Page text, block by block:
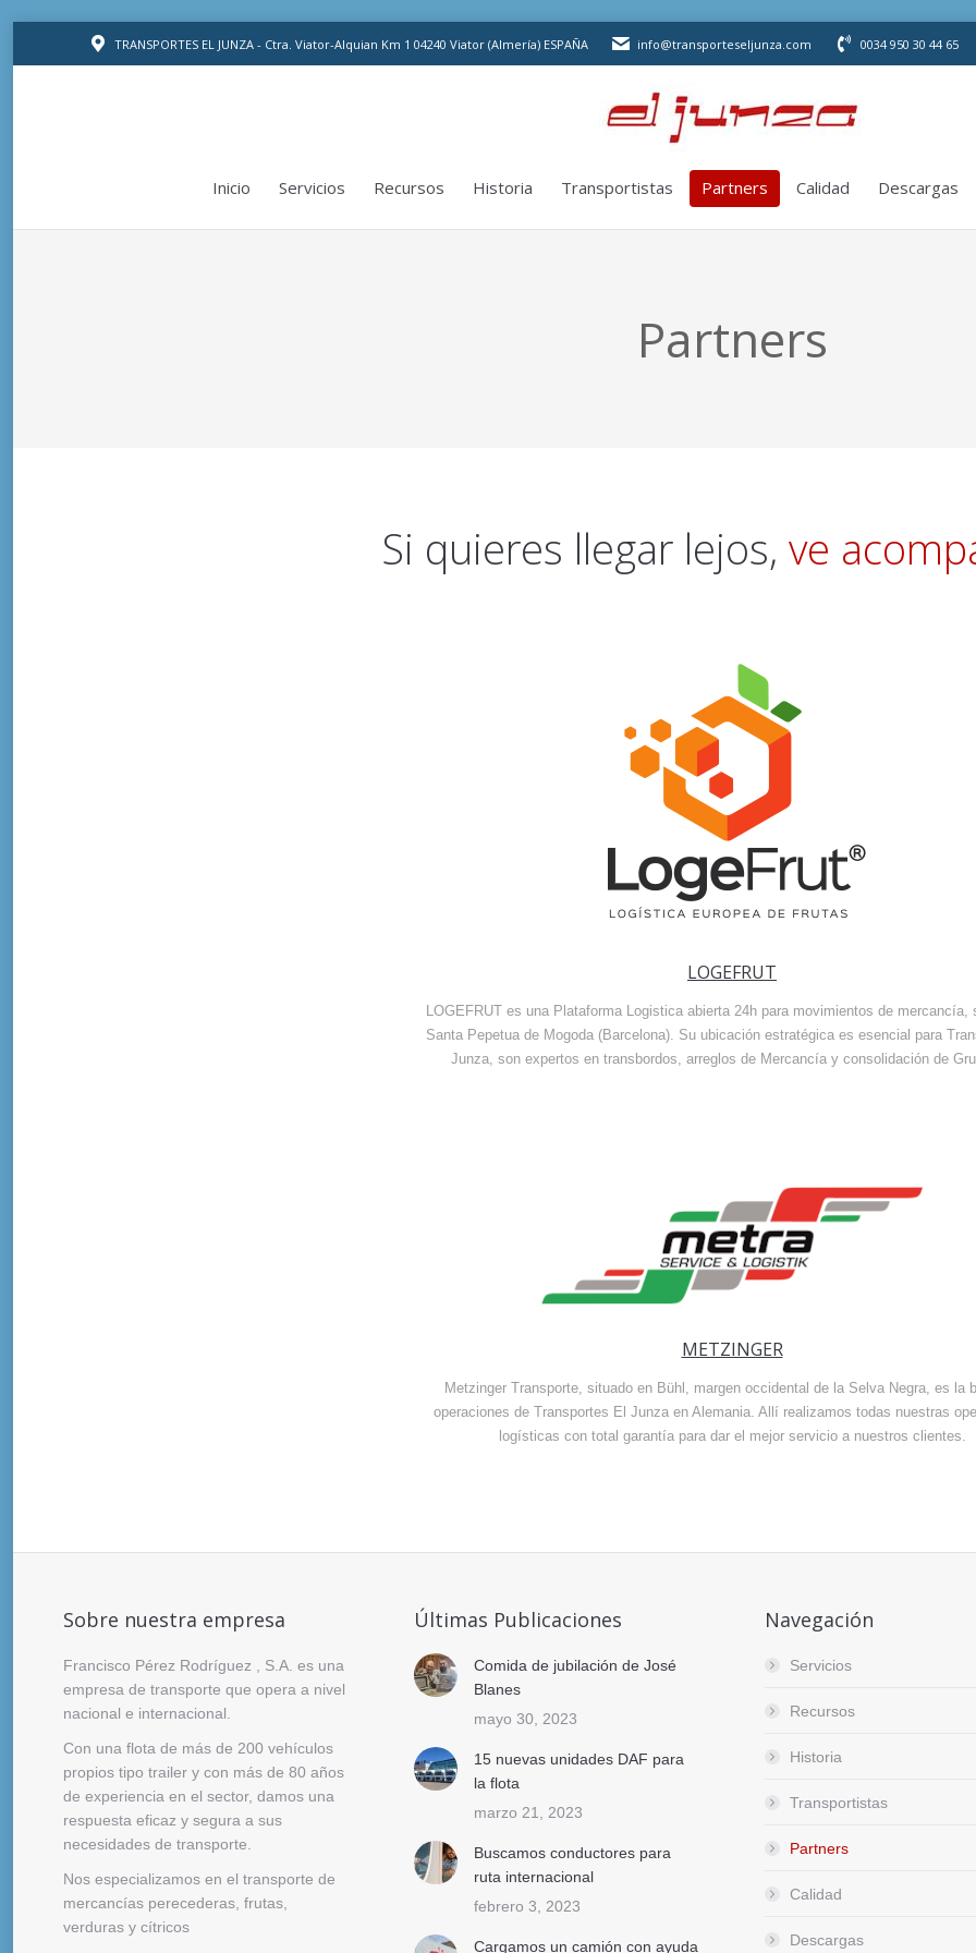
TRANSPORTES EL JUNZA - Ctra. Viator-Alquian Km 1 04240 Viator (Almería) ESPAÑA info@transporteseljunza.com 0034 950 30 44 65
Inicio Servicios Recursos Historia Transportistas Partners Calidad Descargas
Partners
Si quieres llegar lejos, ve
LOGEFRUT
LOGEFRUT es una Plataforma Logistica abierta 24h para movimientos de mercancía,
Santa Pepetua de Mogoda (Barcelona). Su ubicación estratégica es esencial para
Junza, son expertos en transbordos, arreglos de Mercancía y consolidación de
METZINGER
Metzinger Transporte, situado en Bühl, margen occidental de la Selva Negra, es la
operaciones de Transportes El Junza en Alemania. Allí realizamos todas nuestras
logísticas con total garantía para dar el mejor servicio a nuestros clientes.
Sobre nuestra empresa
Francisco Pérez Rodríguez , S.A. es una
empresa de transporte que opera a nivel
nacional e internacional.
Con una flota de más de 200 vehículos
propios tipo trailer y con más de 80 años
de experiencia en el sector, damos una
respuesta eficaz y segura a sus
necesidades de transporte.
Nos especializamos en el transporte de
mercancías perecederas, frutas,
verduras y cítricos
Últimas Publicaciones
Comida de jubilación de José
Blanes
mayo 30, 2023
15 nuevas unidades DAF para
la flota
marzo 21, 2023
Buscamos conductores para
ruta internacional
febrero 3, 2023
Cargamos un camión con ayuda
Navegación
Servicios
Recursos
Historia
Transportistas
Partners
Calidad
Descargas
Transportistas Calidad